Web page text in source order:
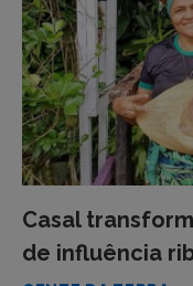
Casal
de influência